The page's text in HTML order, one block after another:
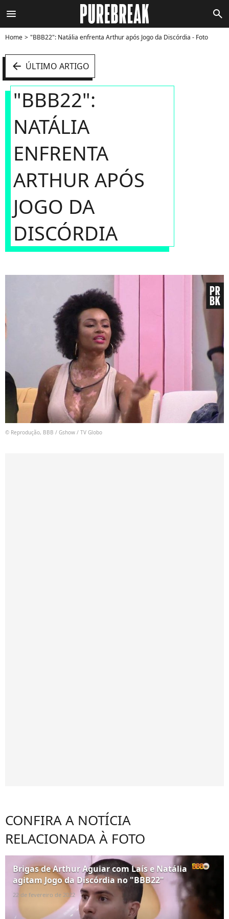
menu search
Home "BBB22": Natália enfrenta Arthur após Jogo da Discórdia - Foto
arrow_left ÚLTIMO ARTIGO
"BBB22":
NATÁLIA
ENFRENTA
ARTHUR APÓS
JOGO DA
DISCÓRDIA
© Reprodução, BBB / Gshow / TV Globo
CONFIRA A NOTÍCIA
RELACIONADA À FOTO
Brigas de Arthur Aguiar com Laís e Natália
agitam Jogo da Discórdia no "BBB22"
22 de fevereiro de 2022